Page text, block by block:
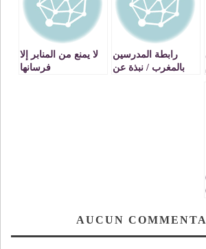
رابطة المدرسين
بالمغرب / نبذة عن
لا يمنع من المنابر إلا
فرسانها
AUCUN